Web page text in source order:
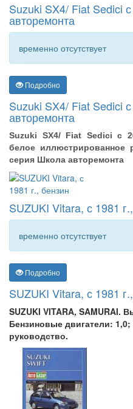
Suzuki SX4/ Fiat Sedici
авторемонта
временно отсутствует
Подробно
Suzuki SX4/ Fiat Sedici
авторемонта
Suzuki SX4/ Fiat Sedici с
белое иллюстрированное
серия Школа авторемонта
SUZUKI Vitara, с 1981
временно отсутствует
Подробно
SUZUKI Vitara, с 1981
SUZUKI VITARA, SAMURAI.
Бензиновые двигатели:
руководство.